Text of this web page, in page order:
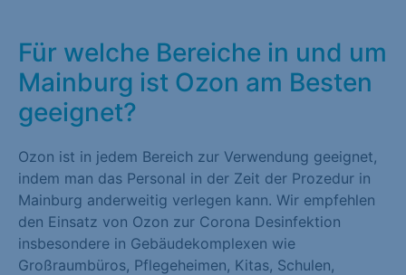
Für welche Bereiche in und um
Mainburg ist Ozon am Besten
geeignet?
Ozon ist in jedem Bereich zur Verwendung geeignet,
indem man das Personal in der Zeit der Prozedur in
Mainburg anderweitig verlegen kann. Wir empfehlen
den Einsatz von Ozon zur Corona Desinfektion
insbesondere in Gebäudekomplexen wie
Großraumbüros, Pflegeheimen, Kitas, Schulen,